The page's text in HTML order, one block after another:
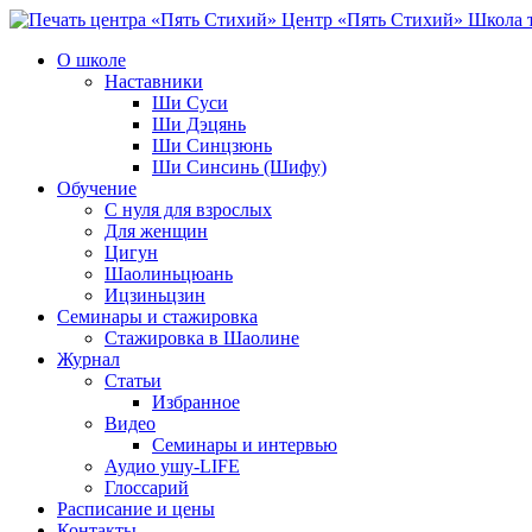
Центр «Пять Стихий» Школа
О школе
Наставники
Ши Суси
Ши Дэцянь
Ши Синцзюнь
Ши Синсинь (Шифу)
Обучение
С нуля для взрослых
Для женщин
Цигун
Шаолиньцюань
Ицзиньцзин
Семинары и стажировка
Стажировка в Шаолине
Журнал
Статьи
Избранное
Видео
Семинары и интервью
Аудио ушу-LIFE
Глоссарий
Расписание и цены